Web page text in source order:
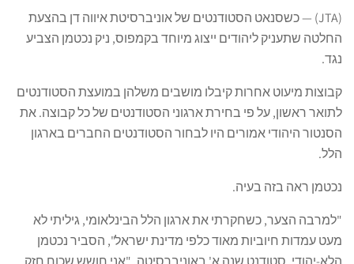
(JTA) — כשסנאט הסטודנטים של אוניברסיטת איווה דן בהצעת
החלטה שתעניק ליהודים ייצוג מיוחד בקמפוס, ניק נכטמן הצביע
נגד.
קבוצות מיעוט אחרות קיבלו מושבים משלהן במועצת הסטודנטים
לתואר ראשון, על פי בחירת ארגוני הסטודנטים של כל קבוצה. את
הסנטור היהודי אמורים היו לבחור הסטודנטים החברים בארגון
הלל.
נכטמן ראה בזה בעיה.
"למרבה הצער, כשחקרתי את ארגון הלל הבינלאומי, גיליתי לא
מעט עמדות חיוביות מאוד כלפי מדינת ישראל", הסביר נכטמן